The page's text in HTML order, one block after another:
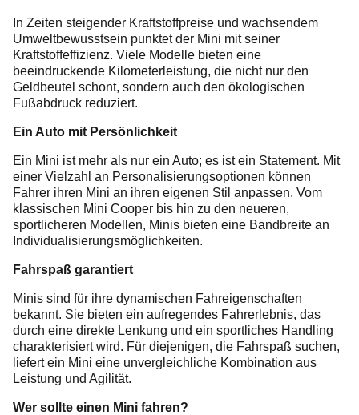
In Zeiten steigender Kraftstoffpreise und wachsendem
Umweltbewusstsein punktet der Mini mit seiner
Kraftstoffeffizienz. Viele Modelle bieten eine
beeindruckende Kilometerleistung, die nicht nur den
Geldbeutel schont, sondern auch den ökologischen
Fußabdruck reduziert.
Ein Auto mit Persönlichkeit
Ein Mini ist mehr als nur ein Auto; es ist ein Statement. Mit
einer Vielzahl an Personalisierungsoptionen können
Fahrer ihren Mini an ihren eigenen Stil anpassen. Vom
klassischen Mini Cooper bis hin zu den neueren,
sportlicheren Modellen, Minis bieten eine Bandbreite an
Individualisierungsmöglichkeiten.
Fahrspaß garantiert
Minis sind für ihre dynamischen Fahreigenschaften
bekannt. Sie bieten ein aufregendes Fahrerlebnis, das
durch eine direkte Lenkung und ein sportliches Handling
charakterisiert wird. Für diejenigen, die Fahrspaß suchen,
liefert ein Mini eine unvergleichliche Kombination aus
Leistung und Agilität.
Wer sollte einen Mini fahren?